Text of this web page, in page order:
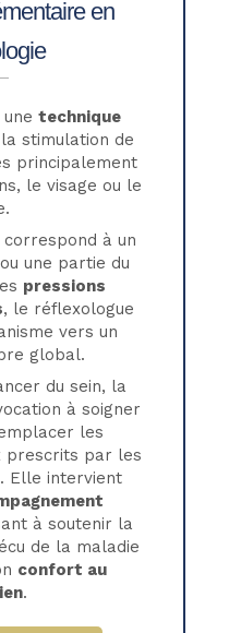
en
technique
stimulation de
principalement
le visage ou le
à un
une partie du
pressions
, le réflexologue
vers un
global.
du sein, la
à soigner
les
prescrits par les
Elle intervient
à soutenir la
de la maladie
confort au
.